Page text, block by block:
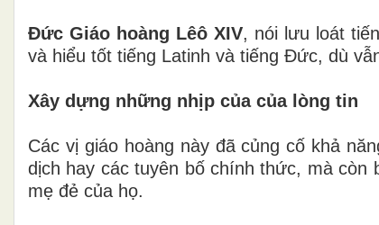
Đức Giáo hoàng Lêô XIV, nói lưu loát
và hiểu tốt tiếng Latinh và tiếng Đức, dù
Xây dựng những nhịp của của lòng tin
Các vị giáo hoàng này đã củng cố khả
dịch hay các tuyên bố chính thức, mà
mẹ đẻ của họ.